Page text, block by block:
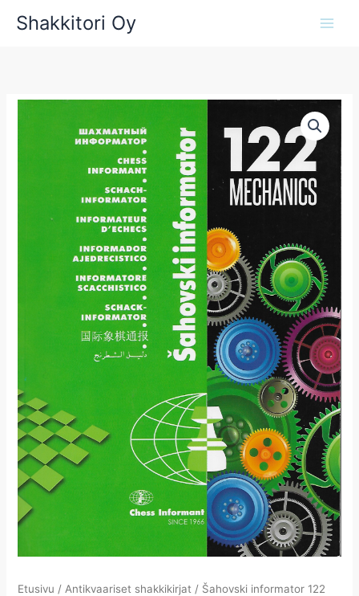
sisältöön
Shakkitori Oy
Etusivu / Antikvaariset shakkikirjat / Šahovski informator 122